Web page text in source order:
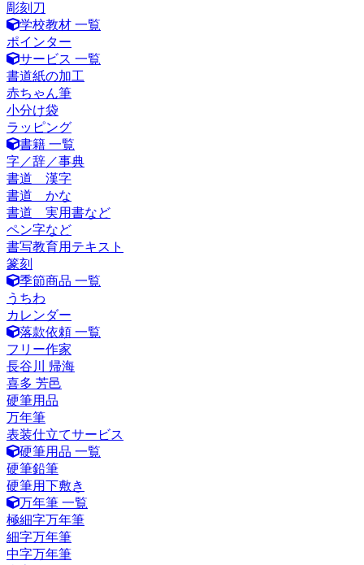
彫刻刀
学校教材 一覧
ポインター
サービス 一覧
書道紙の加工
赤ちゃん筆
小分け袋
ラッピング
書籍 一覧
字／辞／事典
書道 漢字
書道 かな
書道 実用書など
ペン字など
書写教育用テキスト
篆刻
季節商品 一覧
うちわ
カレンダー
落款依頼 一覧
フリー作家
長谷川 帰海
喜多 芳邑
硬筆用品
万年筆
表装仕立てサービス
硬筆用品 一覧
硬筆鉛筆
硬筆用下敷き
万年筆 一覧
極細字万年筆
細字万年筆
中字万年筆